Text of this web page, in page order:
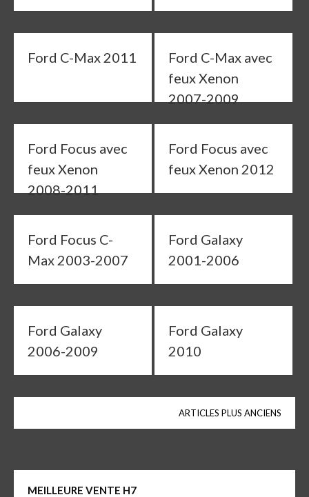
Ford C-Max 2011
Ford C-Max avec
feux Xenon
2007-2009
Ford Focus avec
feux Xenon
2008-2011
Ford Focus avec
feux Xenon 2012
Ford Focus C-
Max 2003-2007
Ford Galaxy
2001-2006
Ford Galaxy
2006-2009
Ford Galaxy
2010
articles
ARTICLES PLUS ANCIENS
MEILLEURE VENTE H7